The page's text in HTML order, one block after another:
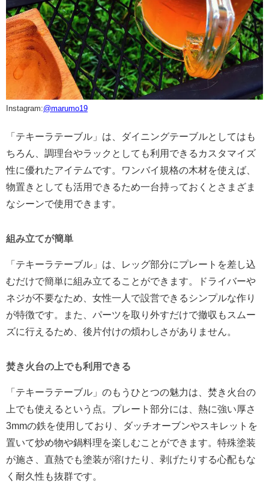
Instagram:@marumo19
「テキーラテーブル」は、ダイニングテーブルとしてはも
ちろん、調理台やラックとしても利用できるカスタマイズ
性に優れたアイテムです。ワンバイ規格の木材を使えば、
物置きとしても活用できるため一台持っておくとさまざま
なシーンで使用できます。
組み立てが簡単
「テキーラテーブル」は、レッグ部分にプレートを差し込
むだけで簡単に組み立てることができます。ドライバーや
ネジが不要なため、女性一人で設営できるシンプルな作り
が特徴です。また、パーツを取り外すだけで撤収もスムー
ズに行えるため、後片付けの煩わしさがありません。
焚き火台の上でも利用できる
「テキーラテーブル」のもうひとつの魅力は、焚き火台の
上でも使えるという点。プレート部分には、熱に強い厚さ
3mmの鉄を使用しており、ダッチオーブンやスキレットを
置いて炒め物や鍋料理を楽しむことができます。特殊塗装
が施さ、直熱でも塗装が溶けたり、剥げたりする心配もな
く耐久性も抜群です。